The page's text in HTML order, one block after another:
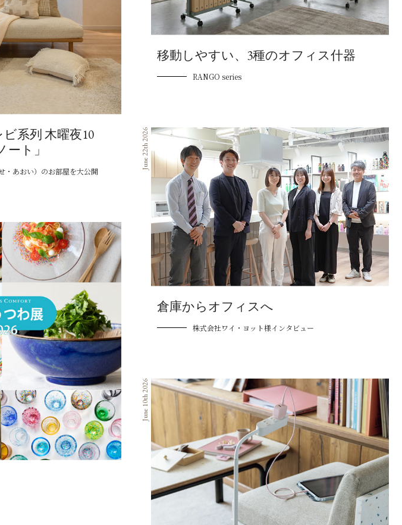
系列 木曜夜10
ト」
・あおい）のお部屋を大公開
移動しやすい、3種のオフィス什器
RANGO series
June 22th 2026
倉庫からオフィスへ
株式会社ワイ・ヨット様インタビュー
June 10th 2026